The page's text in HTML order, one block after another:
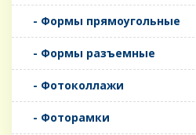
- Формы прямоугольные
- Формы разъемные
- Фотоколлажи
- Фоторамки